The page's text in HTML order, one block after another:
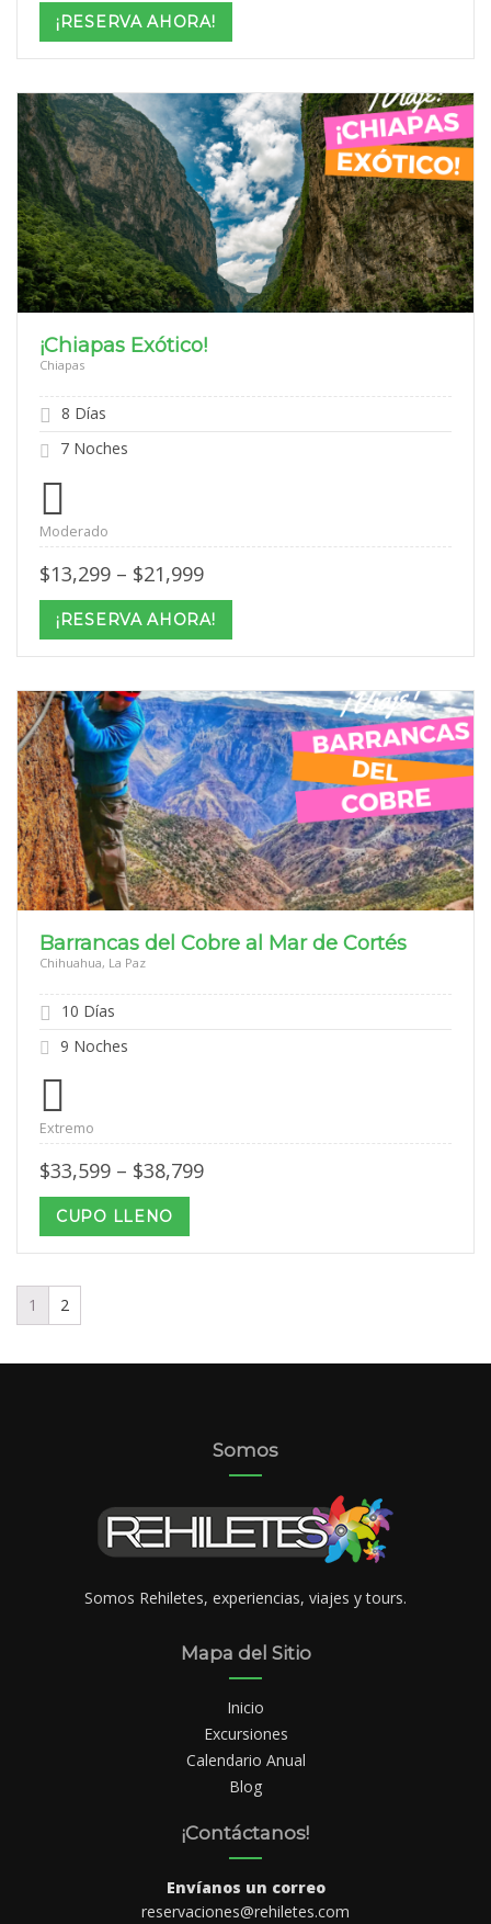
$6,149
through
$8,249
¡RESERVA AHORA!
¡Chiapas Exótico!
Chiapas
8 Días
7 Noches
Moderado
$13,299 – $21,999Price
$13,299
through
$21,999
¡RESERVA AHORA!
Barrancas del Cobre al Mar de Cortés
Chihuahua, La Paz
10 Días
9 Noches
Extremo
$33,599 – $38,799Price
$38,799
CUPO LLENO
1 2
Somos
Somos Rehiletes, experiencias, viajes y tours.
Mapa del Sitio
Inicio
Excursiones
Calendario Anual
Blog
¡Contáctanos!
Envíanos un correo
reservaciones@rehiletes.com